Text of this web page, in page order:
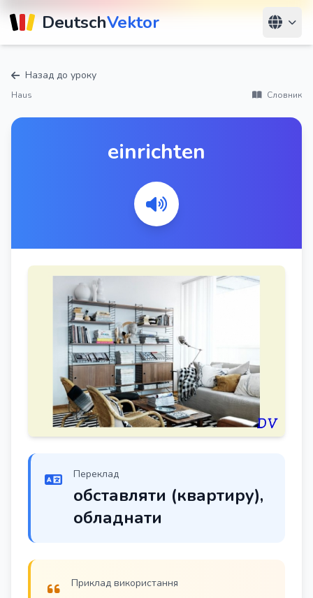
DeutschVektor
Назад до уроку
Haus Словник
einrichten
Переклад
обставляти (квартиру),
обладнати
Приклад використання